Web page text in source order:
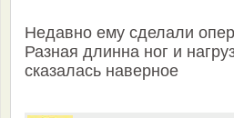
Недавно ему сделали
Разная длинна ног и
сказалась наверное